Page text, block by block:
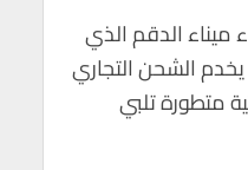
ميناء الدقم الذي
الشحن التجاري
متطورة تلبي